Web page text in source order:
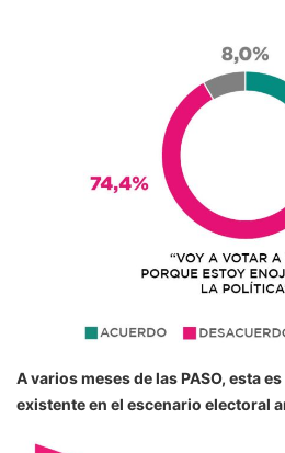
A varios meses de las PASO, esta
existente en el escenario electoral